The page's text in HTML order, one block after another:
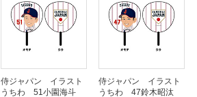
侍ジャパン イラスト
うちわ 51小園海斗
侍ジャパン イラスト
うちわ 47鈴木昭汰